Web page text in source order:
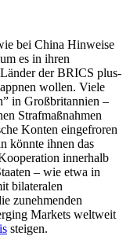
bei China Hinweise
es in ihren
der BRICS plus-
wollen. Viele
in Großbritannien –
Strafmaßnahmen
Konten eingefroren
könnte ihnen das
innerhalb
– wie etwa in
bilateralen
zunehmenden
Markets weltweit
steigen.